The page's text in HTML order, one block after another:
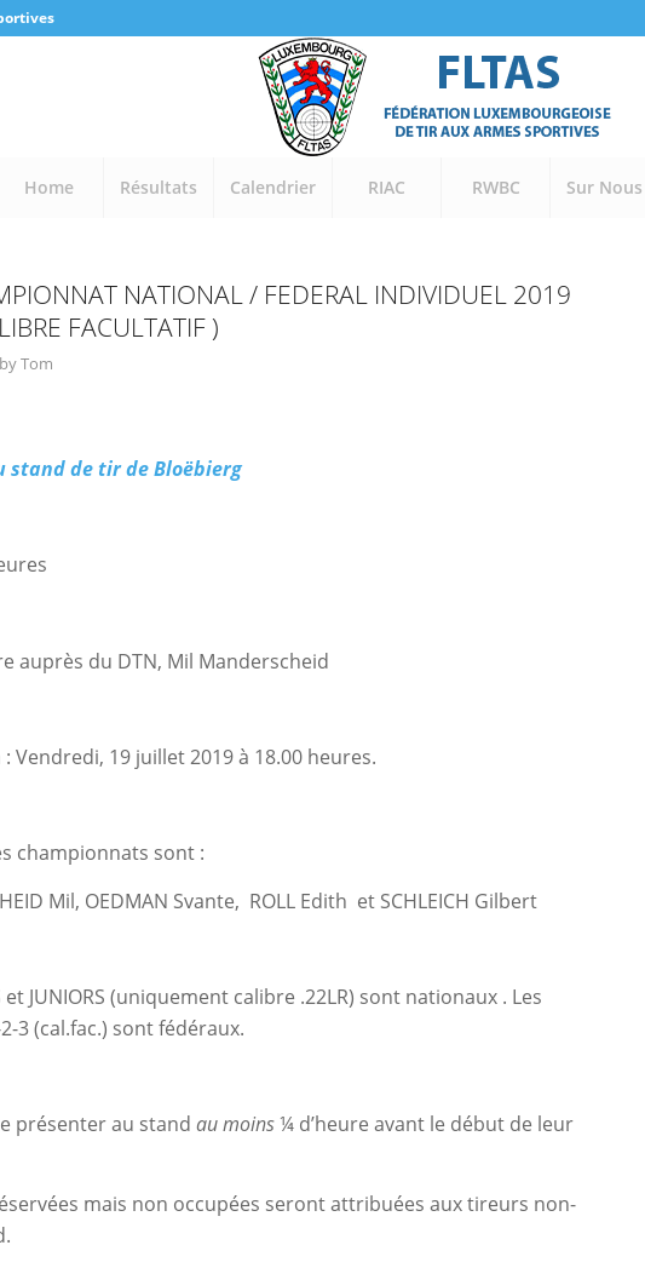
Home Résultats Calendrier RIAC RWBC Sur Nous
NATIONAL / FEDERAL INDIVIDUEL 2019
FACULTATIF )
byTom
stand de tir de Bloëbierg
auprès du DTN, Mil Manderscheid
Vendredi, 19 juillet 2019 à 18.00 heures.
championnats sont :
Mil, OEDMAN Svante, ROLL Edith et SCHLEICH Gilbert
JUNIORS (uniquement calibre .22LR) sont nationaux . Les
3 (cal.fac.) sont fédéraux.
présenter au standau moins¼ d’heure avant le début de leur
mais non occupées seront attribuées aux tireurs non-